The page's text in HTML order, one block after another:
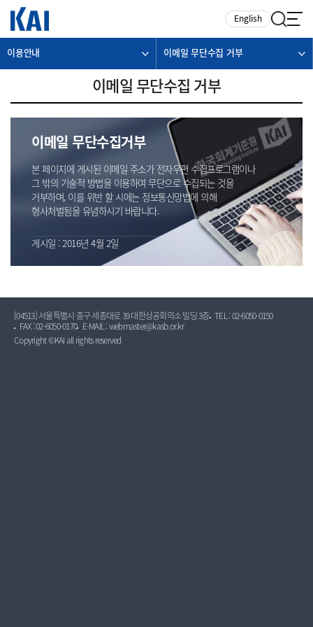
English
이용안내 이메일 무단수집 거부
이메일 무단수집 거부
이메일 무단수집거부
본 페이지에 게시된 이메일 주소가 전자우편 수집프로그램이나
그 밖의 기술적 방법을 이용하여 무단으로 수집되는 것을
거부하며, 이를 위반 할 시에는 정보통신망법에 의해
형사처벌됨을 유념하시기 바랍니다.
게시일 : 2016년 4월 2일
[04513] 서울특별시 중구 세종대로 39 대한상공회의소 빌딩 3층 TEL : 02-6050-0150
FAX : 02-6050-0170
E-MAIL : webmaster@kasb.or.kr
Copyright ©KAI all rights reserved